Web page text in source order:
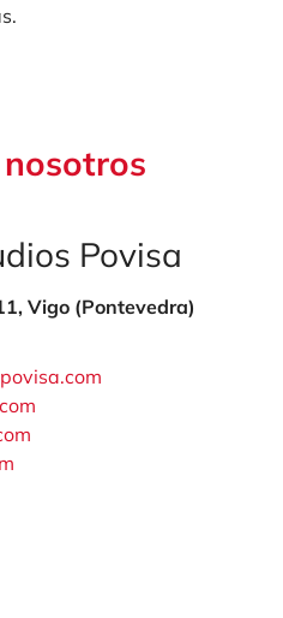
Povisa
Vigo (Pontevedra)